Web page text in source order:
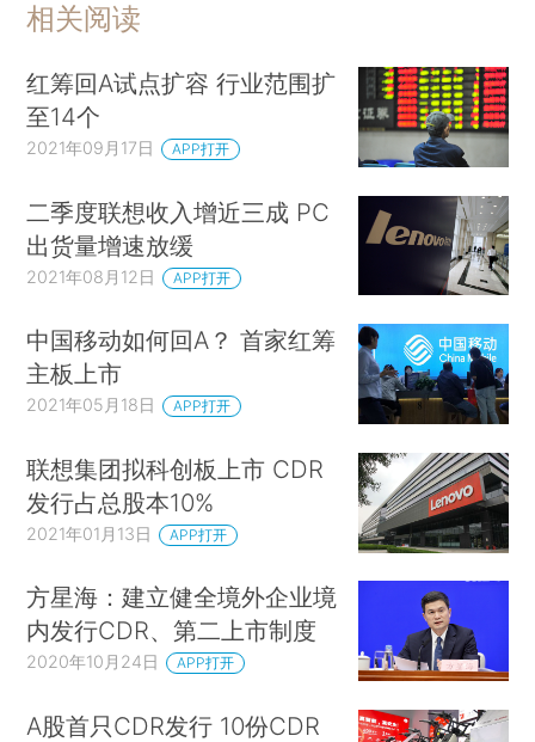
相关阅读
红筹回A试点扩容 行业范围扩
至14个
2021年09月17日 APP打开
二季度联想收入增近三成 PC
出货量增速放缓
2021年08月12日 APP打开
中国移动如何回A？ 首家红筹
主板上市
2021年05月18日 APP打开
联想集团拟科创板上市 CDR
发行占总股本10%
2021年01月13日 APP打开
方星海：建立健全境外企业境
内发行CDR、第二上市制度
2020年10月24日 APP打开
A股首只CDR发行 10份CDR